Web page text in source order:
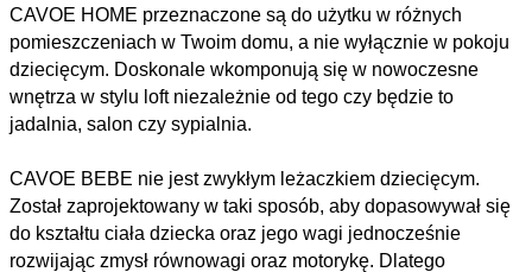
CAVOE HOME przeznaczone są do użytku w różnych
pomieszczeniach w Twoim domu, a nie wyłącznie w pokoju
dziecięcym. Doskonale wkomponują się w nowoczesne
wnętrza w stylu loft niezależnie od tego czy będzie to
jadalnia, salon czy sypialnia.
CAVOE BEBE nie jest zwykłym leżaczkiem dziecięcym.
Został zaprojektowany w taki sposób, aby dopasowywał się
do kształtu ciała dziecka oraz jego wagi jednocześnie
rozwijając zmysł równowagi oraz motorykę. Dlatego